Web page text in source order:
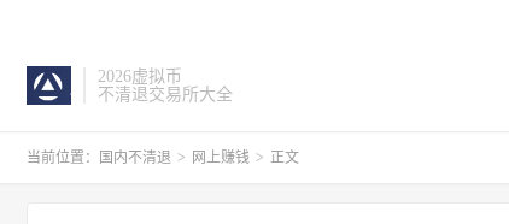
2026虚拟币
不清退交易所大全
当前位置： 国内不清退 > 网上赚钱 > 正文